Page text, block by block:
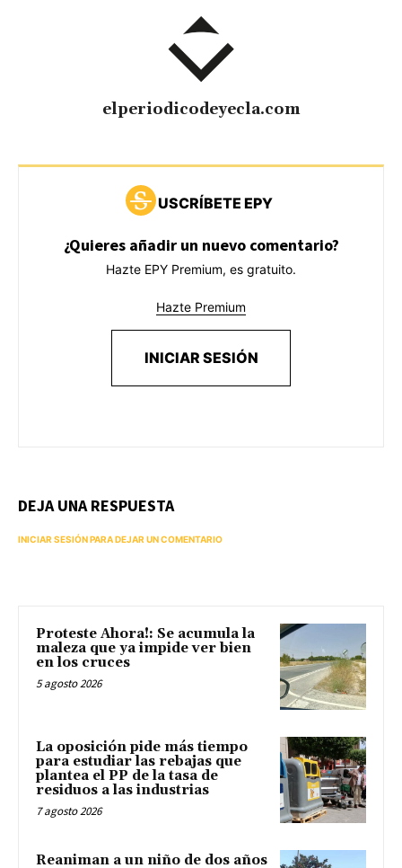
elperiodicodeyecla.com
USCRÍBETE EPY
¿Quieres añadir un nuevo comentario?
Hazte EPY Premium, es gratuito.
Hazte Premium
INICIAR SESIÓN
DEJA UNA RESPUESTA
INICIAR SESIÓN PARA DEJAR UN COMENTARIO
Proteste Ahora!: Se acumula la
maleza que ya impide ver bien
en los cruces
5 agosto 2026
La oposición pide más tiempo
para estudiar las rebajas que
plantea el PP de la tasa de
residuos a las industrias
7 agosto 2026
Reaniman a un niño de dos años